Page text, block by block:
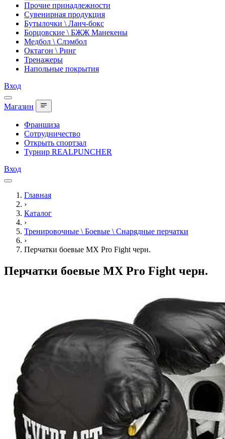
Прочие принадлежности
Сувенирная продукция
Бутылочки \ Ланч-бокс
Борцовские \ БЖЖ Манекены
Медбол \ Слэмбол
Октагон \ Ринг
Тренажеры
Напольные покрытия
Вход
Магазин
Франшиза
Сотрудничество
Открыть спортзал
Турнир REALPUNCHER
Вход
Главная
›
Каталог
›
Тренировочные \ Боевые \ Снарядные перчатки
›
Перчатки боевые MX Pro Fight черн.
Перчатки боевые MX Pro Fight черн.